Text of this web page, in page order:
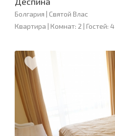
Болгария | Святой Влас
Квартира | Комнат: 2 | Гостей: 4